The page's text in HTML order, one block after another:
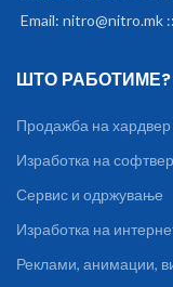
Email: nitro@nitro.mk
ШТО РАБОТИМЕ?
Продажба на
Изработка на софтвер
Сервис и одржување
Изработка на
Реклами, анимации,